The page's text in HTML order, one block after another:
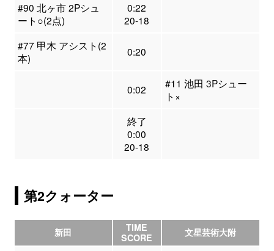
#90 北ヶ市 2Pシュ
ート○(2点)
0:22
20-18
#77 甲木 アシスト(2
本)
0:20
0:02
#11 池田 3Pシュー
ト×
終了
0:00
20-18
第2クォーター
新田
TIME
SCORE
文星芸術大附